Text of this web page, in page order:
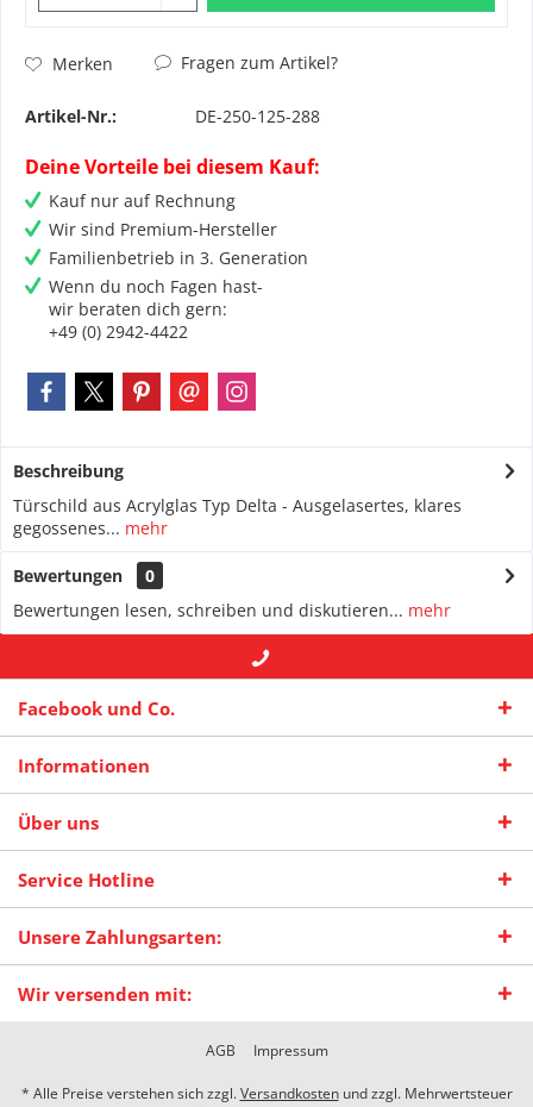
Merken Fragen zum Artikel?
Artikel-Nr.: DE-250-125-288
Deine Vorteile bei diesem Kauf:
Kauf nur auf Rechnung
Wir sind Premium-Hersteller
Familienbetrieb in 3. Generation
Wenn du noch Fagen hast-
wir beraten dich gern:
+49 (0) 2942-4422
Beschreibung
Türschild aus Acrylglas Typ Delta - Ausgelasertes, klares
gegossenes... mehr
Bewertungen
0
Bewertungen lesen, schreiben und diskutieren... mehr
Facebook und Co.
Informationen
Über uns
Service Hotline
Unsere Zahlungsarten:
Wir versenden mit:
AGB Impressum
* Alle Preise verstehen sich zzgl.Versandkostenund zzgl. Mehrwertsteuer